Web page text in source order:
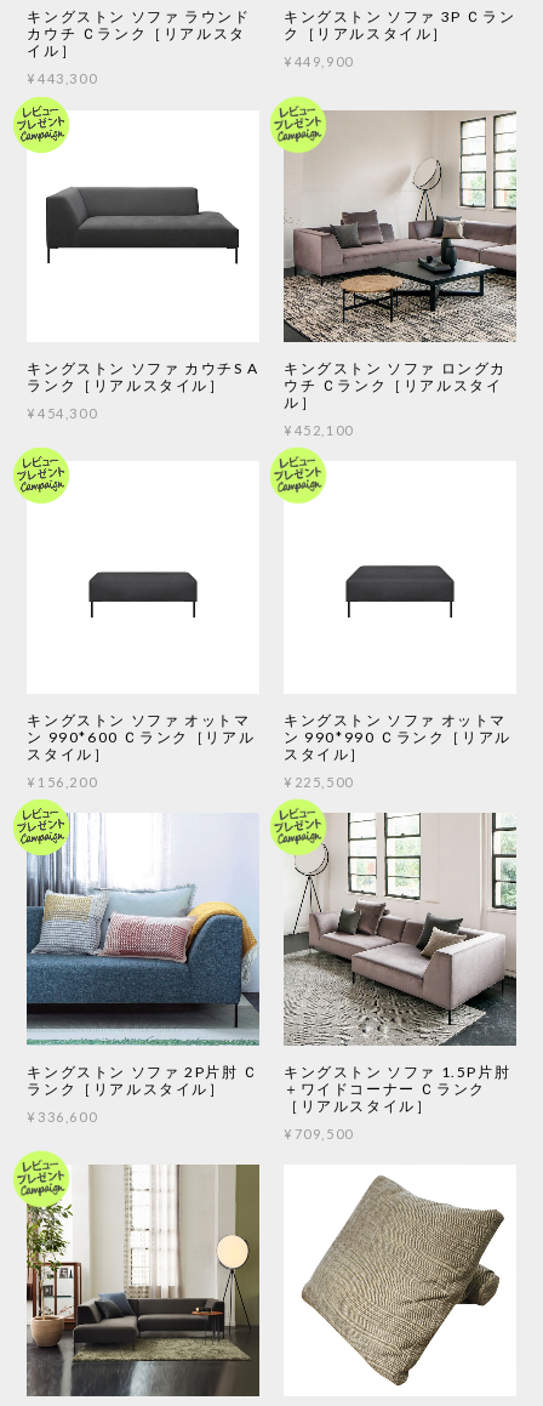
キングストン ソファ ラウンド
カウチ Ｃランク［リアルスタ
イル］
¥443,300
キングストン ソファ 3P Ｃラン
ク［リアルスタイル］
¥449,900
キングストン ソファ カウチS A
ランク［リアルスタイル］
¥454,300
キングストン ソファ ロングカ
ウチ Ｃランク［リアルスタイ
ル］
¥452,100
キングストン ソファ オットマ
ン 990*600 Ｃランク［リアル
スタイル］
¥156,200
キングストン ソファ オットマ
ン 990*990 Ｃランク［リアル
スタイル］
¥225,500
キングストン ソファ 2P片肘 Ｃ
ランク［リアルスタイル］
¥336,600
キングストン ソファ 1.5P片肘
＋ワイドコーナー Ｃランク
［リアルスタイル］
¥709,500